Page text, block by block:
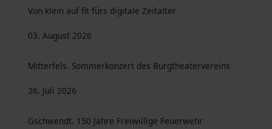
Von klein auf fit fürs digitale Zeitalter
03. August 2026
Mitterfels. Sommerkonzert des Burgtheatervereins
26. Juli 2026
Gschwendt. 150 Jahre Freiwillige Feuerwehr